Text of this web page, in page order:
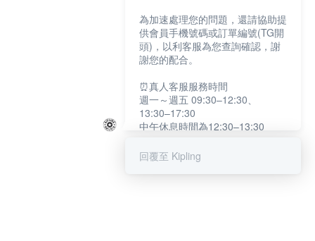
為加速處理您的問題，還請協助提
供會員手機號碼或訂單編號(TG開
頭)，以利客服為您查詢確認，謝
謝您的配合。
⏰真人客服服務時間
週一～週五 09:30–12:30、
13:30–17:30
中午休息時間為12:30–13:30
提醒您：系統會自動已讀訊息，如
回覆至 Kipling